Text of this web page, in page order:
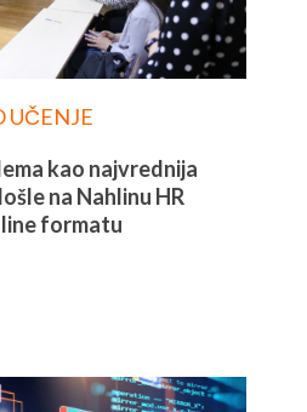
UČENJE
kao najvrednija
na Nahlinu HR
formatu